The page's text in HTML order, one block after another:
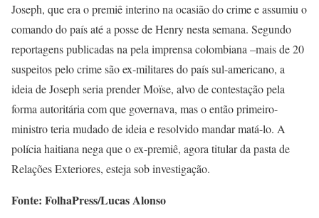
Joseph, que era o premiê interino na ocasião do crime e assumiu o
comando do país até a posse de Henry nesta semana. Segundo
reportagens publicadas na pela imprensa colombiana –mais de 20
suspeitos pelo crime são ex-militares do país sul-americano, a
ideia de Joseph seria prender Moïse, alvo de contestação pela
forma autoritária com que governava, mas o então primeiro-
ministro teria mudado de ideia e resolvido mandar matá-lo. A
polícia haitiana nega que o ex-premiê, agora titular da pasta de
Relações Exteriores, esteja sob investigação.
Fonte: FolhaPress/Lucas Alonso